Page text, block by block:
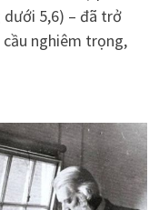
5,6) – đã trở
nghiêm trọng,